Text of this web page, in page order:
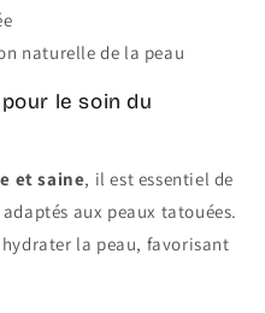
naturelle de la peau
le soin du
et saine, il est essentiel de
aux peaux tatouées.
la peau, favorisant